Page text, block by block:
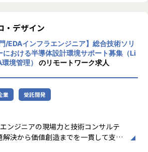
模の開発組織で、大規模サービスの
想を元に課題感を抽出、整理し、解
うな方法で実現するか方針を定め取り
の洗い出しや課題抽出・対応方針策
など、構想フェーズから関わること
社でのやりがい】
の段階から構想をもとに要件設定が
環境で働くことができます。
ェクトの増加といった世の中で技術
して価値提供を行うために、エンジ
涯活躍できる環境を考え事業運営を
ます。
・デザイン
/EDAインフラエンジニア】総合技術ソリ
における半導体設計環境サポート募集（Li
境管理）
のリモートワーク求人
業 受託開発
ンジニアの現場力と技術コンサルテ
解決から価値創造までを一貫して支援